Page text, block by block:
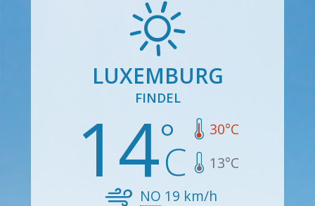
LUXEMBURG
FINDEL
14 30°C
13°C
NO 19 km/h